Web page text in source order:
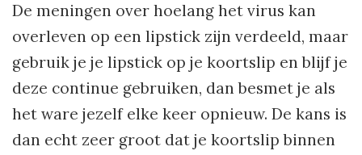
De meningen over hoelang het virus kan
overleven op een lipstick zijn verdeeld, maar
gebruik je je lipstick op je koortslip en blijf je
deze continue gebruiken, dan besmet je als
het ware jezelf elke keer opnieuw. De kans is
dan echt zeer groot dat je koortslip binnen